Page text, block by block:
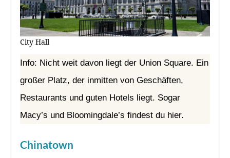
City Hall
Info: Nicht weit davon liegt der Union Square. Ein
großer Platz, der inmitten von Geschäften,
Restaurants und guten Hotels liegt. Sogar
Macy’s und Bloomingdale’s findest du hier.
Chinatown